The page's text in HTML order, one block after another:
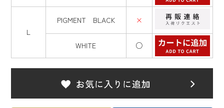
L
PIGMENT BLACK ×
WHITE ○